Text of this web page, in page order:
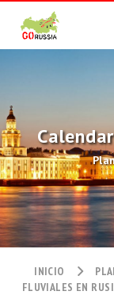
INICIO
FLUVIALES EN